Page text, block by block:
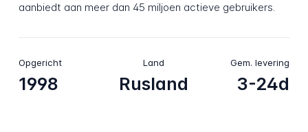
aanbiedt aan meer dan 45 miljoen actieve gebruikers.
Opgericht
1998
Land
Rusland
Gem. levering
3-24d